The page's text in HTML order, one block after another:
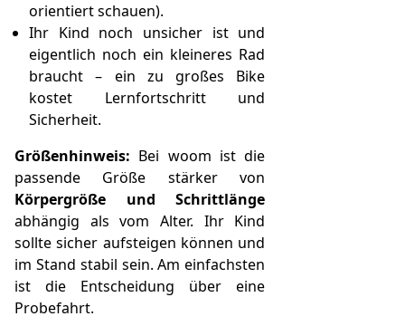
orientiert schauen).
Ihr Kind noch unsicher ist und
eigentlich noch ein kleineres Rad
braucht – ein zu großes Bike
kostet Lernfortschritt und
Sicherheit.
Größenhinweis: Bei woom ist die
passende Größe stärker von
Körpergröße und Schrittlänge
abhängig als vom Alter. Ihr Kind
sollte sicher aufsteigen können und
im Stand stabil sein. Am einfachsten
ist die Entscheidung über eine
Probefahrt.